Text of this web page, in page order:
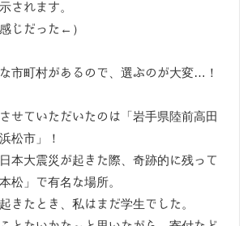
されます。
じだった←）
市町村があるので、選ぶのが大変…！
せていただいたのは「岩手県陸前高田
松市」！
本大震災が起きた際、奇跡的に残って
松」で有名な場所。
きたとき、私はまだ学生でした。